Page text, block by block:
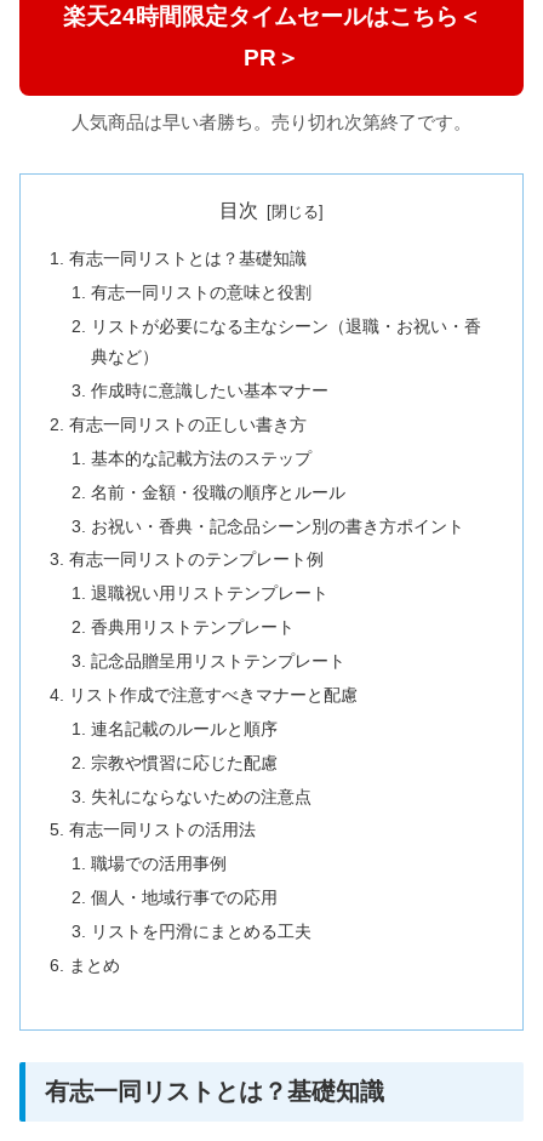
楽天24時間限定タイムセールはこちら＜
PR＞
人気商品は早い者勝ち。売り切れ次第終了です。
目次
有志一同リストとは？基礎知識
有志一同リストの意味と役割
リストが必要になる主なシーン（退職・お祝い・香
典など）
作成時に意識したい基本マナー
有志一同リストの正しい書き方
基本的な記載方法のステップ
名前・金額・役職の順序とルール
お祝い・香典・記念品シーン別の書き方ポイント
有志一同リストのテンプレート例
退職祝い用リストテンプレート
香典用リストテンプレート
記念品贈呈用リストテンプレート
リスト作成で注意すべきマナーと配慮
連名記載のルールと順序
宗教や慣習に応じた配慮
失礼にならないための注意点
有志一同リストの活用法
職場での活用事例
個人・地域行事での応用
リストを円滑にまとめる工夫
まとめ
有志一同リストとは？基礎知識